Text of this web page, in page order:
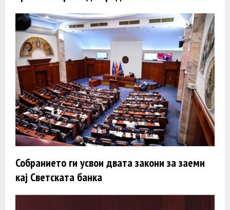
Собранието ги усвои двата закони за заеми
кај Светската банка